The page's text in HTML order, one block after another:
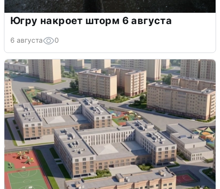
Югру накроет шторм 6 августа
6 августа 0